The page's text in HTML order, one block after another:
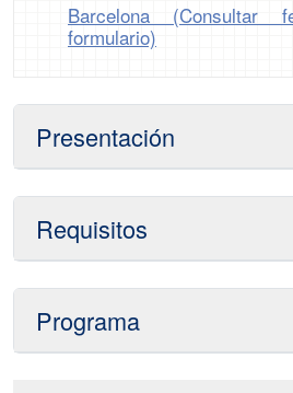
Barcelona (Consultar
formulario)
Presentación
Requisitos
Programa